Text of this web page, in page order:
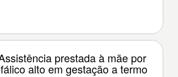
prestada à mãe por
alto em gestação a termo